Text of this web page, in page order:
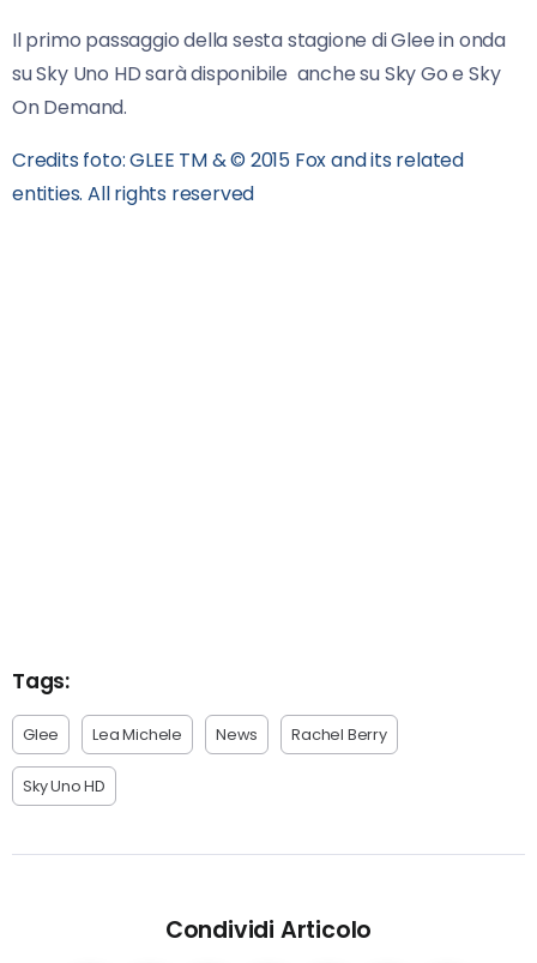
Il primo passaggio della sesta stagione di Glee in onda
su Sky Uno HD sarà disponibile anche su Sky Go e Sky
On Demand.
Credits foto: GLEE TM & © 2015 Fox and its related
entities. All rights reserved
Tags:
Glee Lea Michele News Rachel Berry
Sky Uno HD
Condividi Articolo